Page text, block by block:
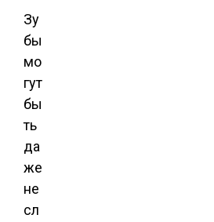
Зу
бы
мо
гут
бы
ть
да
же
не
сл